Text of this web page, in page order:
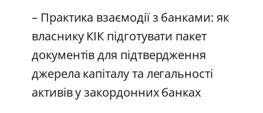
– Практика взаємодії з банками: як
власнику КІК підготувати пакет
документів для підтвердження
джерела капіталу та легальності
активів у закордонних банках